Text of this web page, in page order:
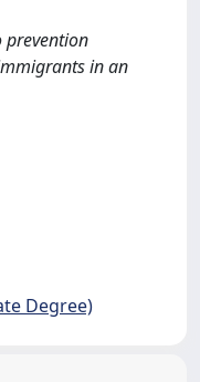
prevention
in an
Degree)